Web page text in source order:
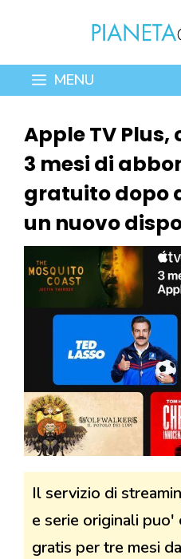
contenuto
MENU
Apple TV
3 mesi di
gratuito dopo
un nuovo
Il servizio di
e serie originali
gratis per tre mesi